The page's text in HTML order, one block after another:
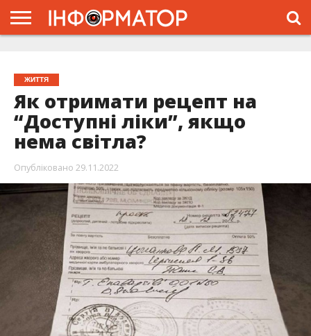
ЖИТТЯ
Як отримати рецепт на
“Доступні ліки”, якщо
нема світла?
Опубліковано 29.11.2022